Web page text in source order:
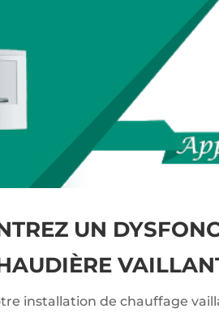
UN
installation de chauffage